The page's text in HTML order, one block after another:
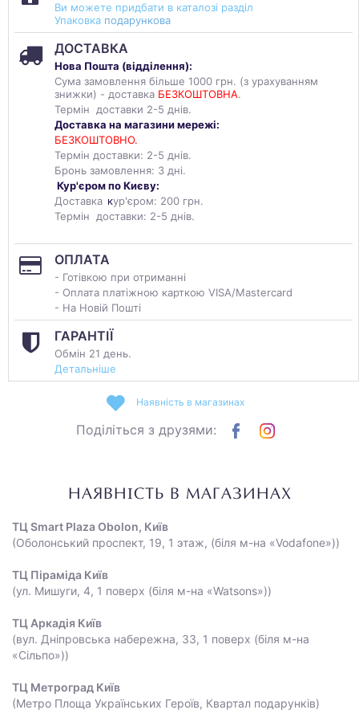
Ви можете придбати в каталозі разділ
Упаковка подарункова
ДОСТАВКА
Нова Пошта (відділення):
Сума замовлення більше 1000 грн. (з урахуванням
знижки) - доставка БЕЗКОШТОВНА.
Термін доставки 2-5 днів.
Доставка на магазини мережі:
БЕЗКОШТОВНО.
Термін доставки: 2-5 днів.
Бронь замовлення: 3 дні.
Кур'єром по Києву:
Доставка кур'єром: 200 грн.
Термін доставки: 2-5 днів.
ОПЛАТА
- Готівкою при отриманні
- Оплата платіжною карткою VISA/Mastercard
- На Новій Пошті
ГАРАНТІЇ
Обмін 21 день.
Детальніше
Наявність в магазинах
Поділіться з друзями:
НАЯВНІСТЬ В МАГАЗИНАХ
ТЦ Smart Plaza Obolon, Київ
(Оболонський проспект, 19, 1 этаж, (біля м-на «Vodafone»))
ТЦ Піраміда Київ
(ул. Мишуги, 4, 1 поверх (біля м-на «Watsons»))
ТЦ Аркадія Київ
(вул. Дніпровська набережна, 33, 1 поверх (біля м-на
«Сільпо»))
ТЦ Метроград Київ
(Метро Площа Українських Героїв, Квартал подарунків)